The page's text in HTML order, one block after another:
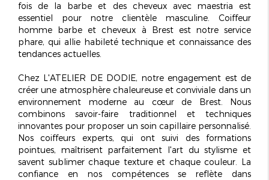
fois de la barbe et des cheveux avec maestria est
essentiel pour notre clientèle masculine. Coiffeur
homme barbe et cheveux à Brestest notre service
phare, qui allie habileté technique et connaissance des
tendances actuelles.
Chez L'ATELIER DE DODIE, notre engagement est de
créer une atmosphère chaleureuse et conviviale dans un
environnement moderne au cœur de Brest. Nous
combinons savoir-faire traditionnel et techniques
innovantes pour proposer un soin capillaire personnalisé.
Nos coiffeurs experts, qui ont suivi des formations
pointues, maîtrisent parfaitement l'art du stylisme et
savent sublimer chaque texture et chaque couleur. La
confiance en nos compétences se reflète dans